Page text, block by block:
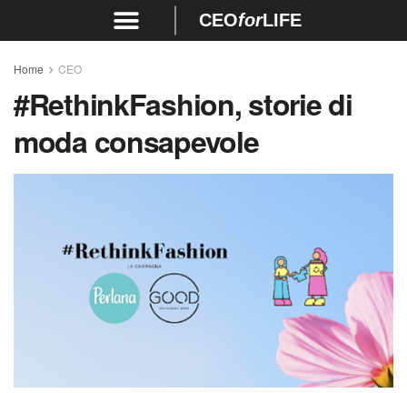
CEOforLIFE
Home CEO
#RethinkFashion, storie di
moda consapevole